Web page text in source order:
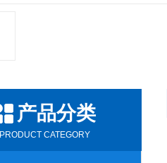
产品分类
PRODUCT CATEGORY